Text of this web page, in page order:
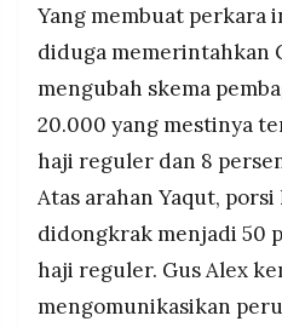
Yang membuat perkara
diduga memerintahkan
mengubah skema
20.000 yang mestinya
haji reguler dan 8
Atas arahan Yaqut,
didongkrak menjadi 50
haji reguler. Gus Alex
mengomunikasikan